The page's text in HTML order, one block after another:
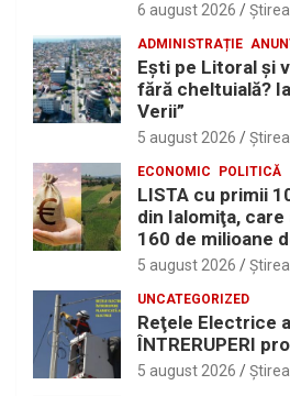
6 august 2026 Ştirea
ADMINISTRAȚIE
Eşti pe Litoral şi
fără cheltuială?
Verii”
5 august 2026 Ştirea
ECONOMIC POLITICĂ
LISTA cu primii
din Ialomiţa,
160 de milioane
5 august 2026 Ştirea
UNCATEGORIZED
Reţele Electrice
ÎNTRERUPERI
5 august 2026 Ştirea